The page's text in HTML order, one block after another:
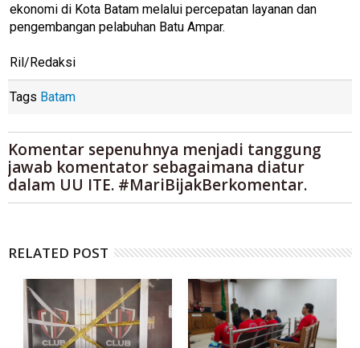
ekonomi di Kota Batam melalui percepatan layanan dan
pengembangan pelabuhan Batu Ampar.
Ril/Redaksi
Tags Batam
Komentar sepenuhnya menjadi tanggung
jawab komentator sebagaimana diatur
dalam UU ITE. #MariBijakBerkomentar.
RELATED POST